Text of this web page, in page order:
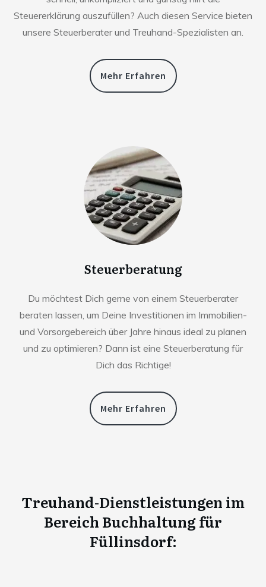
Steuererklärung auszufüllen? Auch diesen Service bieten
unsere Steuerberater und Treuhand-Spezialisten an.
Mehr Erfahren
Steuerberatung
Du möchtest Dich gerne von einem Steuerberater
beraten lassen, um Deine Investitionen im Immobilien-
und Vorsorgebereich über Jahre hinaus ideal zu planen
und zu optimieren? Dann ist eine Steuerberatung für
Dich das Richtige!
Mehr Erfahren
Treuhand-Dienstleistungen im
Bereich Buchhaltung für
Füllinsdorf: